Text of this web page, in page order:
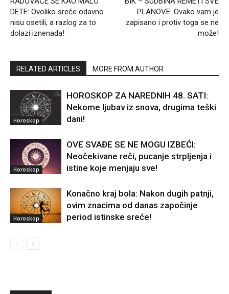
DETE: Ovoliko sreće odavno
nisu osetili, a razlog za to
dolazi iznenada!
PLANOVE: Ovako vam je
zapisano i protiv toga se ne
može!
RELATED ARTICLES MORE FROM AUTHOR
Horoskop
HOROSKOP ZA NAREDNIH 48. SATI:
Nekome ljubav iz snova, drugima teški
dani!
Horoskop
OVE SVAĐE SE NE MOGU IZBEĆI:
Neočekivane reči, pucanje strpljenja i
istine koje menjaju sve!
Horoskop
Konačno kraj bola: Nakon dugih patnji,
ovim znacima od danas započinje
period istinske sreće!